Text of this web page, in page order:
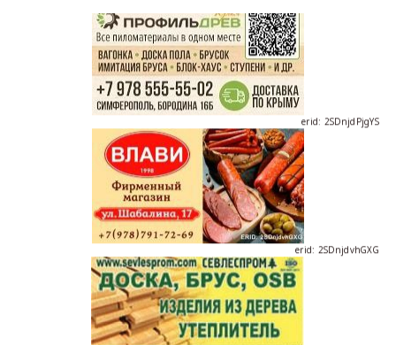
erid: 2SDnjdvhGXG